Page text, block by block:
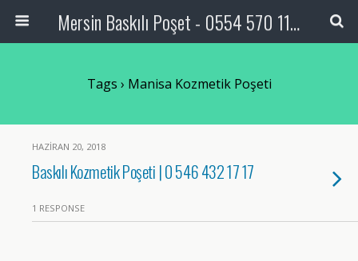
Mersin Baskılı Poşet - 0554 570 11 05
Tags › Manisa Kozmetik Poşeti
HAZIRAN 20, 2018
Baskılı Kozmetik Poşeti | 0 546 432 17 17
1 RESPONSE